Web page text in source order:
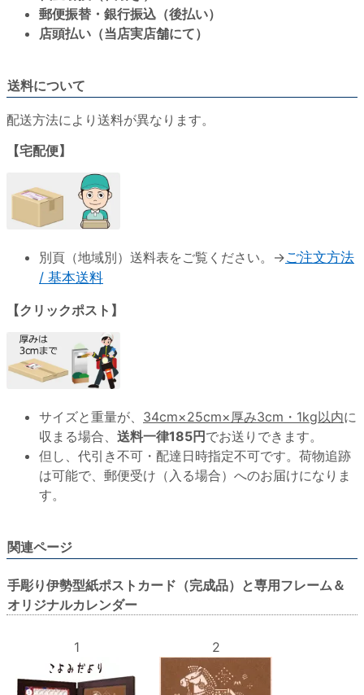
郵便振替・銀行振込（後払い）
店頭払い（当店実店舗にて）
送料について
配送方法により送料が異なります。
【宅配便】
別頁（地域別）送料表をご覧ください。→ご注文方法
/ 基本送料
【クリックポスト】
サイズと重量が、 34cm×25cm×厚み3cm・1kg以内に
収まる場合、 送料一律185円でお送りできます。
但し、代引き不可・配達日時指定不可です。荷物追跡
は可能で、郵便受け（入る場合）へのお届けになりま
す。
関連ページ
手彫り伊勢型紙ポストカード（完成品）と専用フレーム＆
オリジナルカレンダー
1 2